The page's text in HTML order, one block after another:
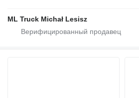
ML Truck Michał Lesisz